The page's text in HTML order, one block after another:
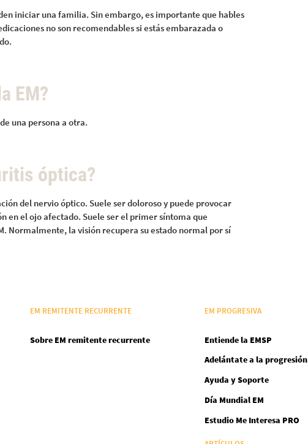
iniciar una familia. Sin embargo, es importante que hables
no son recomendables si estás embarazada o
EM?
una persona a otra.
óptica?
del nervio óptico. Suele ser doloroso y puede provocar
en el ojo afectado. Suele ser el primer síntoma que
Normalmente, la visión recupera su estado normal por sí
EM REMITENTE RECURRENTE
Sobre EM remitente recurrente
EM PROGRESIVA
Entiende la EMSP
Adelántate a la progresión
Ayuda y Soporte
Día Mundial EM
Estudio Me Interesa PRO